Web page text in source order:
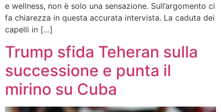
e wellness, non è solo una sensazione. Sull’argomento ci
fa chiarezza in questa accurata intervista. La caduta dei
capelli in […]
Trump sfida Teheran sulla
successione e punta il
mirino su Cuba